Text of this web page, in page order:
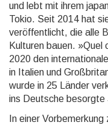
und lebt mit ihrem
Tokio. Seit 2014 hat
veröffent­licht, die alle
Kulturen bauen.
2020 den
in Italien und
wurde in 25 Länder
ins Deutsche besorgte
In einer